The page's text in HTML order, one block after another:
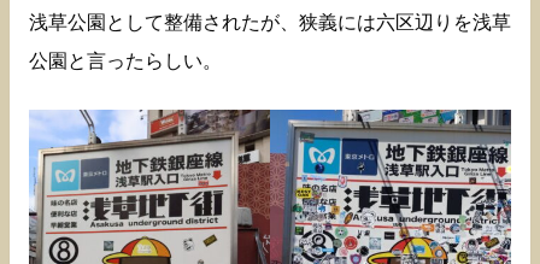
浅草公園として整備されたが、狭義には六区辺りを浅草
公園と言ったらしい。